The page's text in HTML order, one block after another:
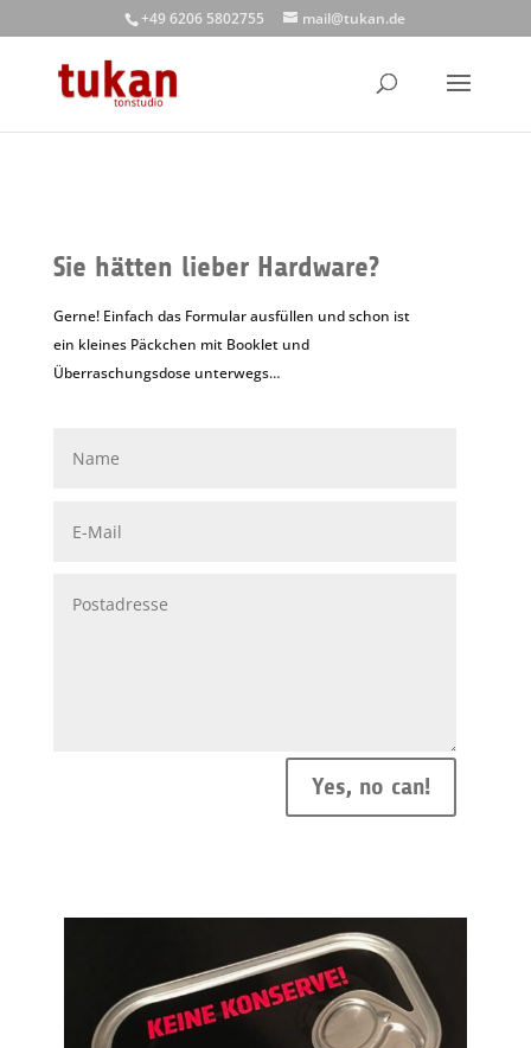
+49 6206 5802755 mail@tukan.de
Sie hätten lieber Hardware?
Gerne! Einfach das Formular ausfüllen und schon ist
ein kleines Päckchen mit Booklet und
Überraschungsdose unterwegs…
Yes, no can!